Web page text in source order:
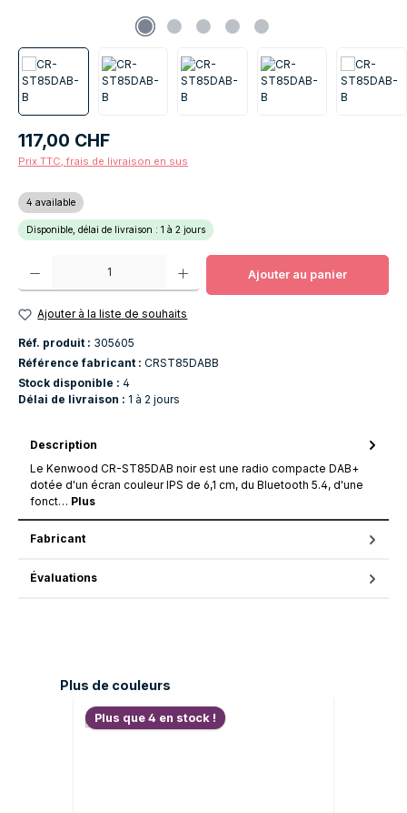
Prix régulier :
117,00 CHF
Prix TTC, frais de livraison en sus
4 available
Disponible, délai de livraison : 1 à 2 jours
Quantité de produit : Entrez la quantité souhaitée ou utilisez les boutons
Ajouter au panier
Ajouter à la liste de souhaits
Réf. produit : 305605
Référence fabricant : CRST85DABB
Stock disponible : 4
Délai de livraison : 1 à 2 jours
Description
Le Kenwood CR-ST85DAB noir est une radio compacte DAB+
dotée d'un écran couleur IPS de 6,1 cm, du Bluetooth 5.4, d'une
fonct… Plus
Fabricant
Évaluations
Ignorer la galerie de produits
Plus de couleurs
Plus que 4 en stock !